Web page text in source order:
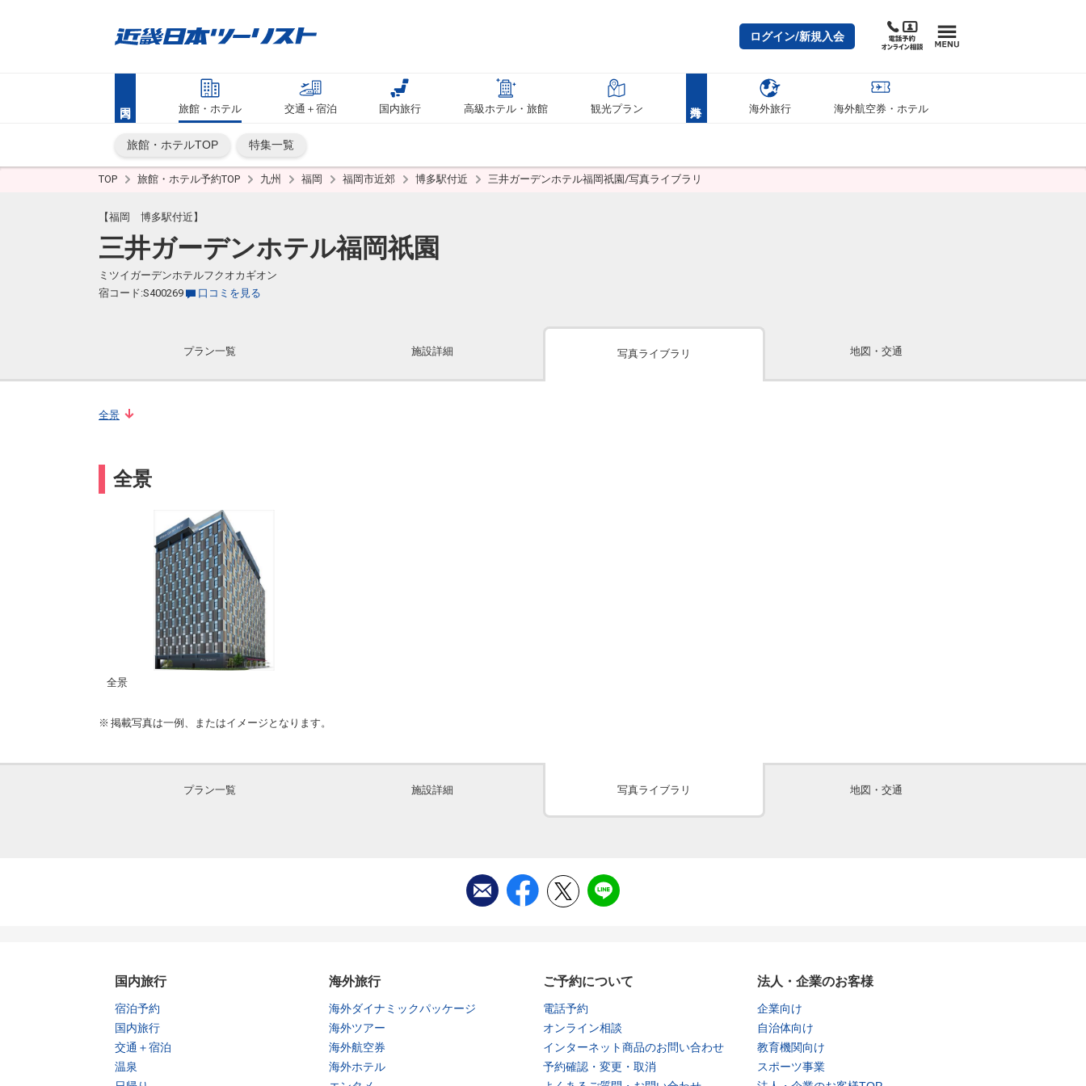
ログイン/新規入会
旅館・ホテル 交通＋宿泊 国内旅行 高級ホテル・旅館 観光プラン 海外旅行 海外航空券・ホテル
旅館・ホテルTOP 特集一覧
TOP 旅館・ホテル予約TOP 九州 福岡 福岡市近郊 博多駅付近 三井ガーデンホテル福岡祇園/写真ライブラリ
【福岡 博多駅付近】
三井ガーデンホテル福岡祇園
ミツイガーデンホテルフクオカギオン
宿コード:S400269
口コミを見る
プラン一覧 施設詳細 写真ライブラリ 地図・交通
全景
全景
全景
掲載写真は一例、またはイメージとなります。
プラン一覧 施設詳細 写真ライブラリ 地図・交通
国内旅行
宿泊予約
国内旅行
交通＋宿泊
温泉
海外旅行
海外ダイナミックパッケージ
海外ツアー
海外航空券
海外ホテル
ご予約について
電話予約
オンライン相談
インターネット商品のお問い合わせ
予約確認・変更・取消
法人・企業のお客様
企業向け
自治体向け
教育機関向け
スポーツ事業